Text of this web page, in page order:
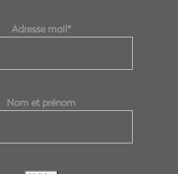
Adresse mail*
Nom et prénom